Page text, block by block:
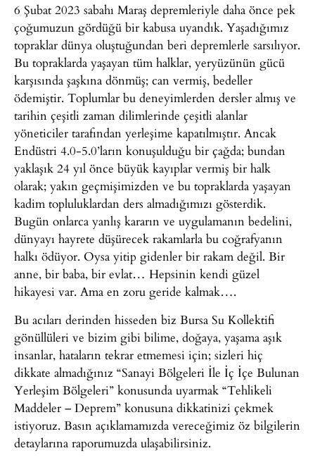
6 Şubat 2023 sabahı Maraş depremleriyle daha önce pek
çoğumuzun gördüğü bir kabusa uyandık. Yaşadığımız
topraklar dünya oluştuğundan beri depremlerle sarsılıyor.
Bu topraklarda yaşayan tüm halklar, yeryüzünün gücü
karşısında şaşkına dönmüş; can vermiş, bedeller
ödemiştir. Toplumlar bu deneyimlerden dersler almış ve
tarihin çeşitli zaman dilimlerinde çeşitli alanlar
yöneticiler tarafından yerleşime kapatılmıştır. Ancak
Endüstri 4.0-5.0’ların konuşulduğu bir çağda; bundan
yaklaşık 24 yıl önce büyük kayıplar vermiş bir halk
olarak; yakın geçmişimizden ve bu topraklarda yaşayan
kadim topluluklardan ders almadığımızı gösterdik.
Bugün onlarca yanlış kararın ve uygulamanın bedelini,
dünyayı hayrete düşürecek rakamlarla bu coğrafyanın
halkı ödüyor. Oysa yitip gidenler bir rakam değil. Bir
anne, bir baba, bir evlat… Hepsinin kendi güzel
hikayesi var. Ama en zoru geride kalmak….
Bu acıları derinden hisseden biz Bursa Su Kollektifi
gönüllüleri ve bizim gibi bilime, doğaya, yaşama aşık
insanlar, hataların tekrar etmemesi için; sizleri hiç
dikkate almadığınız “Sanayi Bölgeleri İle İç İçe Bulunan
Yerleşim Bölgeleri” konusunda uyarmak “Tehlikeli
Maddeler – Deprem” konusuna dikkatinizi çekmek
istiyoruz. Basın açıklamamızda vereceğimiz öz bilgilerin
detaylarına raporumuzda ulaşabilirsiniz.